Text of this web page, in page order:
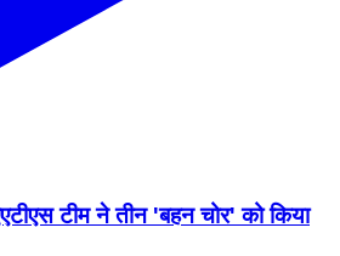
एएटीएस टीम ने तीन 'बहन चोर' को किया